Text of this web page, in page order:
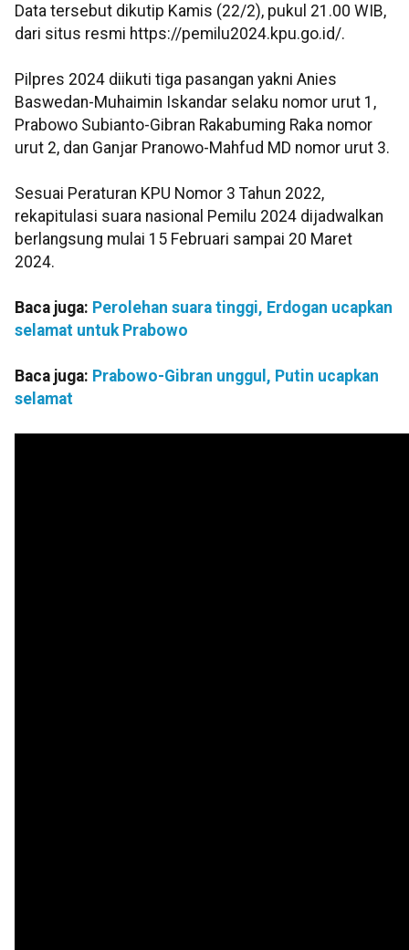
Data tersebut dikutip Kamis (22/2), pukul 21.00 WIB,
dari situs resmi https://pemilu2024.kpu.go.id/.
Pilpres 2024 diikuti tiga pasangan yakni Anies
Baswedan-Muhaimin Iskandar selaku nomor urut 1,
Prabowo Subianto-Gibran Rakabuming Raka nomor
urut 2, dan Ganjar Pranowo-Mahfud MD nomor urut 3.
Sesuai Peraturan KPU Nomor 3 Tahun 2022,
rekapitulasi suara nasional Pemilu 2024 dijadwalkan
berlangsung mulai 15 Februari sampai 20 Maret
2024.
Baca juga: Perolehan suara tinggi, Erdogan ucapkan
selamat untuk Prabowo
Baca juga: Prabowo-Gibran unggul, Putin ucapkan
selamat